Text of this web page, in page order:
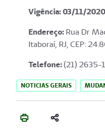
Vigência: 03/11/2020
Endereço:Rua Dr
Itaboraí, RJ, CEP:
Telefone:(21) 2635-
NOTICIAS GERAIS